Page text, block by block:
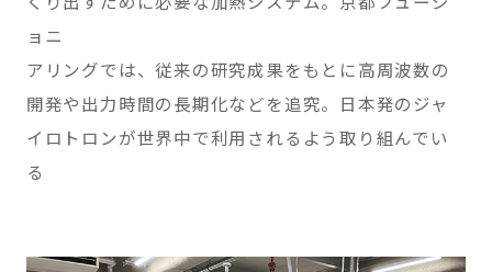
ョニ
アリングでは、従来の研究成果をもとに高周波数の
開発や出力時間の長期化などを追究。日本発のジャ
イロトロンが世界中で利用されるよう取り組んでい
る